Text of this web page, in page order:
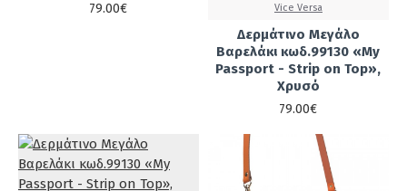
79.00€ Vice Versa
Δερμάτινο Μεγάλο
Βαρελάκι κωδ.99130 «My
Passport - Strip on Top»,
Χρυσό
79.00€